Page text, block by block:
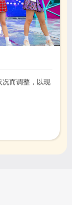
而调整，以现